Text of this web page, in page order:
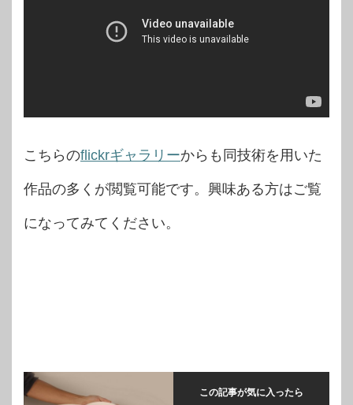
こちらのflickrギャラリーからも同技術を用いた
作品の多くが閲覧可能です。興味ある方はご覧
になってみてください。
この記事が気に入ったら